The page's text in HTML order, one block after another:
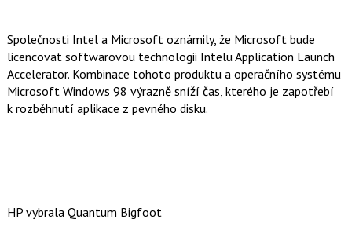
Společnosti Intel a Microsoft oznámily, že Microsoft bude
licencovat softwarovou technologii Intelu Application Launch
Accelerator. Kombinace tohoto produktu a operačního systému
Microsoft Windows 98 výrazně sníží čas, kterého je zapotřebí
k rozběhnutí aplikace z pevného disku.
HP vybrala Quantum Bigfoot